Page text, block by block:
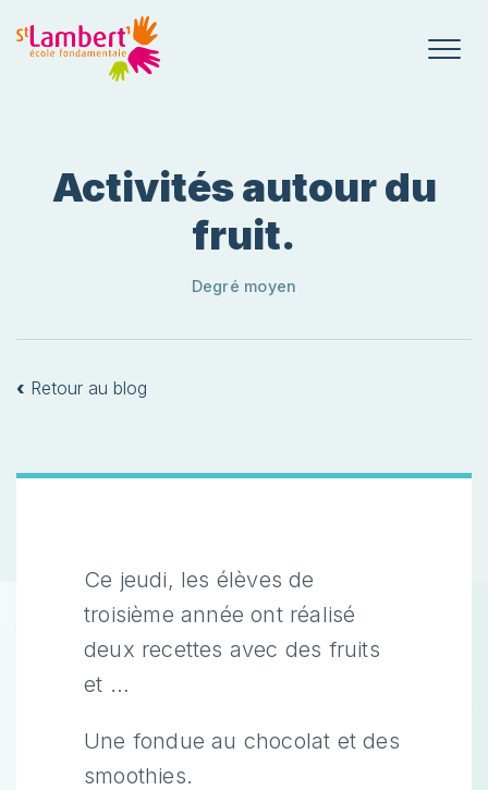
Activités autour du
fruit.
Degré moyen
‹ Retour au blog
Ce jeudi, les élèves de
troisième année ont réalisé
deux recettes avec des fruits
et …
Une fondue au chocolat et des
smoothies.